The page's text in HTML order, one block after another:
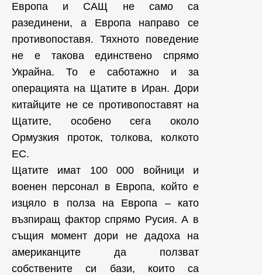
Европа и САЩ не само са
разединени, а Европа направо се
противопоставя. Тяхното поведение
не е такова единствено спрямо
Украйна. То е саботажно и за
операцията на Щатите в Иран. Дори
китайците не се противопоставят на
Щатите, особено сега около
Ормузкия проток, толкова, колкото
ЕС.
Щатите имат 100 000 войници и
военен персонал в Европа, който е
изцяло в полза на Европа – като
възпиращ фактор спрямо Русия. А в
същия момент дори не дадоха на
американците да ползват
собствените си бази, които са